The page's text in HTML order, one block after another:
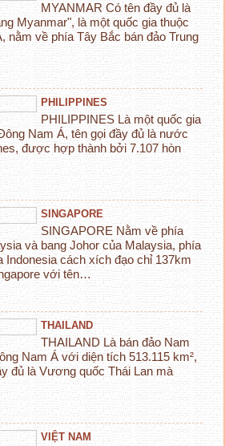
MYANMAR Có tên đầy đủ là
Myanmar", là một quốc gia thuộc
nằm về phía Tây Bắc bán đảo Trung
PHILIPPINES
PHILIPPINES Là một quốc gia
Nam Á, tên gọi đầy đủ là nước
được hợp thành bởi 7.107 hòn
SINGAPORE
SINGAPORE Nằm về phía
và bang Johor của Malaysia, phía
Indonesia cách xích đạo chỉ 137km
với tên…
THAILAND
THAILAND Là bán đảo Nam
Nam Á với diện tích 513.115 km²,
đủ là Vương quốc Thái Lan mà
VIỆT NAM